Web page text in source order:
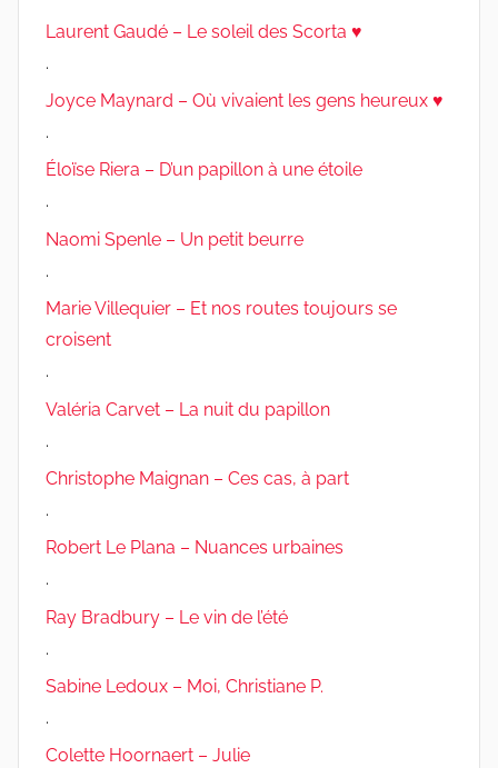
Laurent Gaudé – Le soleil des Scorta ♥
.
Joyce Maynard – Où vivaient les gens heureux ♥
.
Éloïse Riera – D’un papillon à une étoile
.
Naomi Spenle – Un petit beurre
.
Marie Villequier – Et nos routes toujours se
croisent
.
Valéria Carvet – La nuit du papillon
.
Christophe Maignan – Ces cas, à part
.
Robert Le Plana – Nuances urbaines
.
Ray Bradbury – Le vin de l’été
.
Sabine Ledoux – Moi, Christiane P.
.
Colette Hoornaert – Julie